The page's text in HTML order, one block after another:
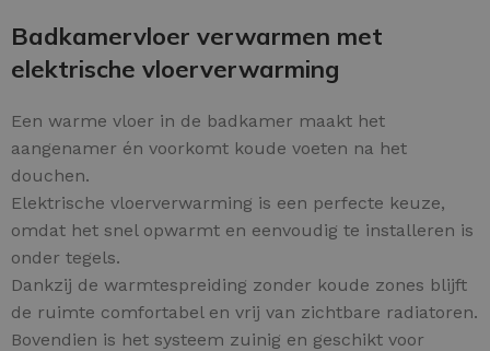
Badkamervloer verwarmen met
elektrische vloerverwarming
Een warme vloer in de badkamer maakt het
aangenamer én voorkomt koude voeten na het
douchen.
Elektrische vloerverwarming is een perfecte keuze,
omdat het snel opwarmt en eenvoudig te installeren is
onder tegels.
Dankzij de warmtespreiding zonder koude zones blijft
de ruimte comfortabel en vrij van zichtbare radiatoren.
Bovendien is het systeem zuinig en geschikt voor